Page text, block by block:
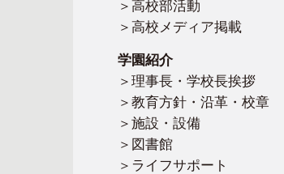
高校部活動
高校メディア掲載
学園紹介
理事長・学校長挨拶
教育方針・沿革・校章
施設・設備
図書館
ライフサポート